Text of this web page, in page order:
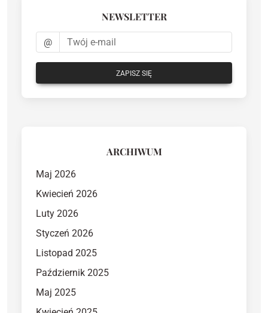
NEWSLETTER
@
ZAPISZ SIĘ
ARCHIWUM
Maj 2026
Kwiecień 2026
Luty 2026
Styczeń 2026
Listopad 2025
Październik 2025
Maj 2025